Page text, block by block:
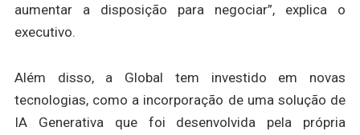
aumentar a disposição para negociar”, explica o
executivo.
Além disso, a Global tem investido em novas
tecnologias, como a incorporação de uma solução de
IA Generativa que foi desenvolvida pela própria